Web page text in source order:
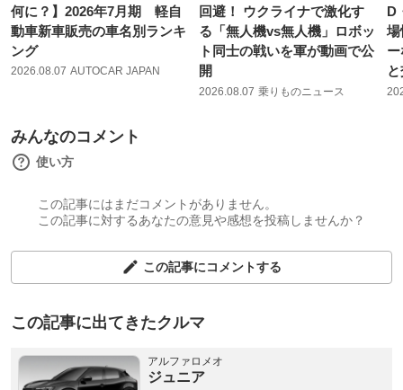
何に？】2026年7月期 軽自
動車新車販売の車名別ランキ
ング
2026.08.07 AUTOCAR JAPAN
回避！ ウクライナで激化す
る「無人機vs無人機」ロボッ
ト同士の戦いを軍が動画で公
開
2026.08.07 乗りものニュース
D
場
みんなのコメント
使い方
この記事にはまだコメントがありません。
この記事に対するあなたの意見や感想を投稿しませんか？
この記事にコメントする
この記事に出てきたクルマ
アルファロメオ
ジュニア